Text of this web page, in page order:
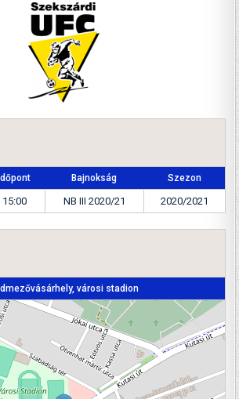
Időpont Bajnokság Szezon
15:00 NB III 2020/21 2020/2021
városi stadion